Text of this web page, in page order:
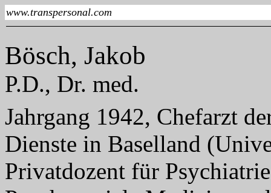
www.transpersonal.com
Bösch, Jakob
P.D., Dr. med.
Jahrgang 1942, Chefarzt
Dienste in Baselland
Privatdozent für